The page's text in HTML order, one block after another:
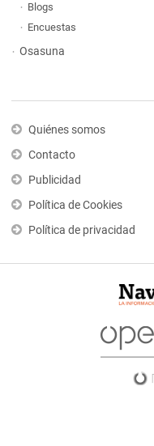
Blogs
Encuestas
Osasuna
Quiénes somos
Contacto
Publicidad
Política de Cookies
Política de privacidad